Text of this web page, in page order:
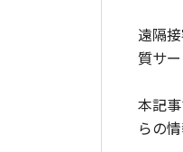
遠隔
質サ
本記
らの